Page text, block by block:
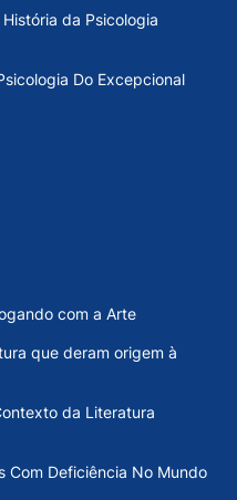
da Psicologia
Do Excepcional
com a Arte
que deram origem à
da Literatura
Com Deficiência No Mundo